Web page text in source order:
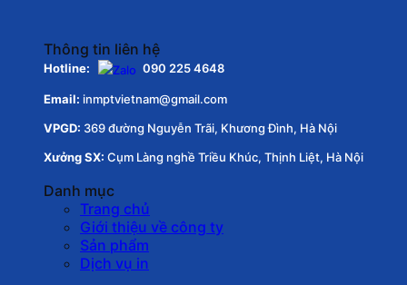
Thông tin liên hệ
Hotline: 090 225 4648
Email: inmptvietnam@gmail.com
VPGD: 369 đường Nguyễn Trãi, Khương Đình, Hà Nội
Xưởng SX: Cụm Làng nghề Triều Khúc, Thịnh Liệt, Hà Nội
Danh mục
Trang chủ
Giới thiệu về công ty
Sản phẩm
Dịch vụ in